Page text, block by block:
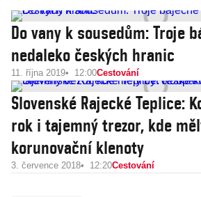
Do vany k sousedům: Troje
nedaleko českých hranic
11. října 2019 12:00Cestování
Slovenské Rajecké Teplice:
rok i tajemný trezor, kde
korunovační klenoty
3. července 2018 12:20Cestování